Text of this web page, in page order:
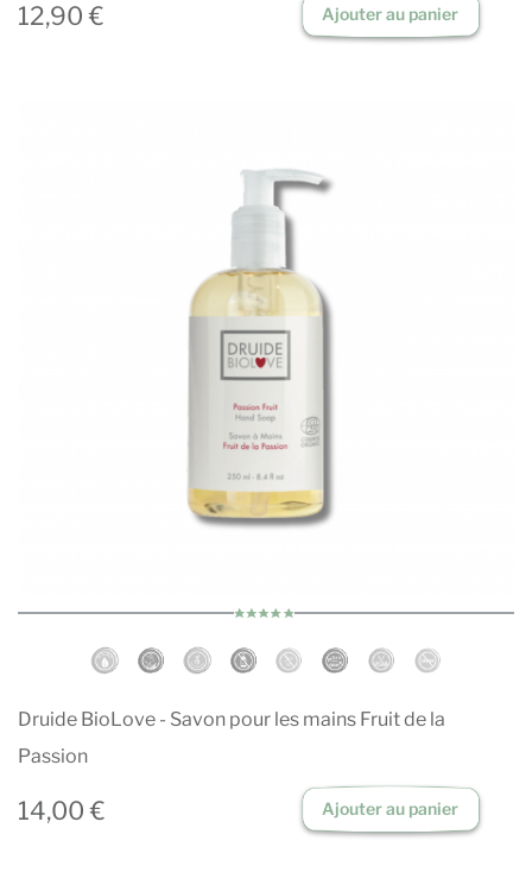
12,90 € Ajouter au panier
Druide BioLove - Savon pour les mains Fruit de la
Passion
14,00 € Ajouter au panier